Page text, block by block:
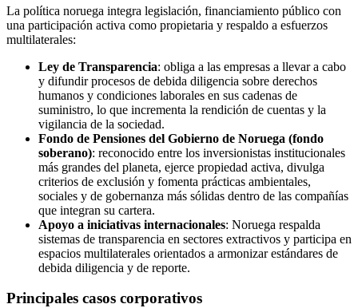
La política noruega integra legislación, financiamiento público con
una participación activa como propietaria y respaldo a esfuerzos
multilaterales:
Ley de Transparencia: obliga a las empresas a llevar a cabo
y difundir procesos de debida diligencia sobre derechos
humanos y condiciones laborales en sus cadenas de
suministro, lo que incrementa la rendición de cuentas y la
vigilancia de la sociedad.
Fondo de Pensiones del Gobierno de Noruega (fondo
soberano): reconocido entre los inversionistas institucionales
más grandes del planeta, ejerce propiedad activa, divulga
criterios de exclusión y fomenta prácticas ambientales,
sociales y de gobernanza más sólidas dentro de las compañías
que integran su cartera.
Apoyo a iniciativas internacionales: Noruega respalda
sistemas de transparencia en sectores extractivos y participa en
espacios multilaterales orientados a armonizar estándares de
debida diligencia y de reporte.
Principales casos corporativos